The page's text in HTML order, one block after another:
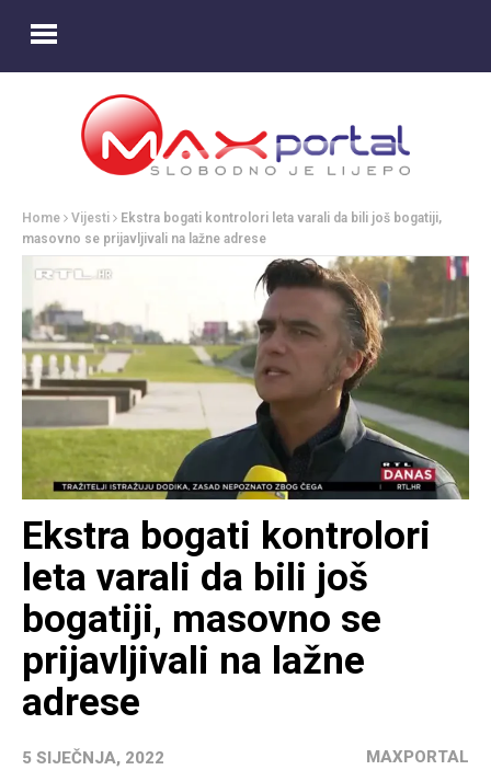
Home Vijesti
Ekstra bogati kontrolori leta varali da bili još bogatiji,
masovno se prijavljivali na lažne adrese
Ekstra bogati kontrolori
leta varali da bili još
bogatiji, masovno se
prijavljivali na lažne
adrese
5 SIJEČNJA, 2022 MAXPORTAL